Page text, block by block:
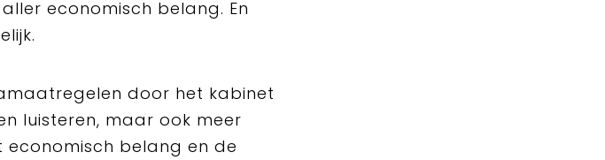
economisch belang. En
door het kabinet
luisteren, maar ook meer
belang en de